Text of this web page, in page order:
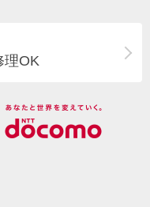
理OK